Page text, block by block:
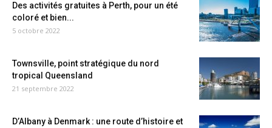
Des activités gratuites à Perth, pour un été
coloré et bien...
5 octobre 2022
Townsville, point stratégique du nord
tropical Queensland
21 septembre 2022
D’Albany à Denmark : une route d’histoire et